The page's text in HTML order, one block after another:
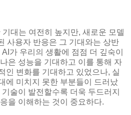
대는 여전히 높지만, 새로운 모델
사용자 반응은 그 기대와는 상반
가 우리의 생활에 점점 더 깊숙이
은 성능을 기대하고 이를 통해 자
인 변화를 기대하고 있었으나, 실
에 미치지 못한 부분들이 드러났
술이 발전할수록 더욱 두드러지
을 이해하는 것이 중요하다.